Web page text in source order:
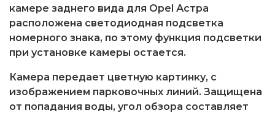
камере заднего вида для Opel Астра
расположена светодиодная подсветка
номерного знака, по этому функция подсветки
при установке камеры остается.
Камера передает цветную картинку, с
изображением парковочных линий. Защищена
от попадания воды, угол обзора составляет